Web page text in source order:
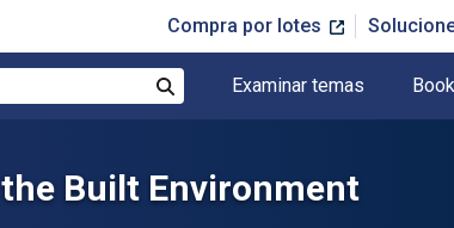
Compra por lotes
Examinar temas
Built Environment